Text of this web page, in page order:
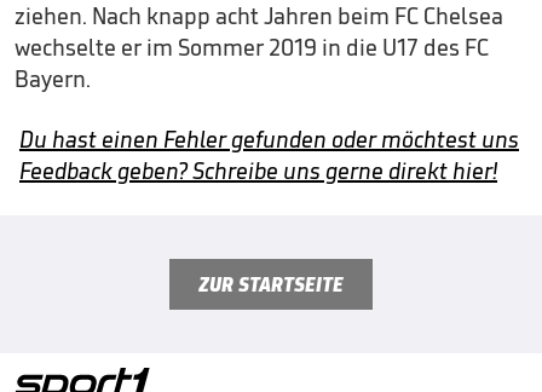
ziehen. Nach knapp acht Jahren beim FC Chelsea
wechselte er im Sommer 2019 in die U17 des FC
Bayern.
Du hast einen Fehler gefunden oder möchtest uns
Feedback geben? Schreibe uns gerne direkt hier!
ZUR STARTSEITE